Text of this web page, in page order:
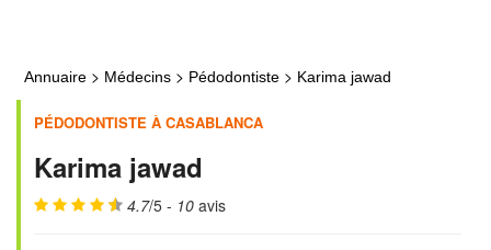
Annuaire > Médecins > Pédodontiste > Karima jawad
PÉDODONTISTE À CASABLANCA
Karima jawad
4.7/5 - 10 avis